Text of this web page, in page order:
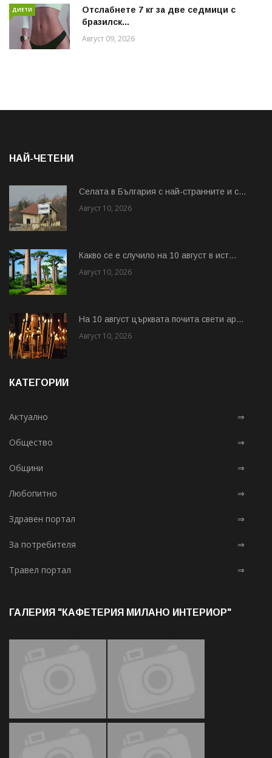
ДИЕТИ
Отслабнете 7 кг за две седмици с
бразилск...
Август 09, 2026
НАЙ-ЧЕТЕНИ
Cелата в България с най-странните и с...
Август 10, 2026
Какво се е случило на 10 август в ист...
Август 10, 2026
На 10 август църквата почита свети ар...
Август 10, 2026
КАТЕГОРИИ
Актуално ⇒
Общество ⇒
Общини ⇒
Любопитно ⇒
Здравен портал ⇒
За потребителя ⇒
Травел портал ⇒
ГАЛЕРИЯ "КАФЕТЕРИЯ МИЛАНО ИНТЕРИОР"